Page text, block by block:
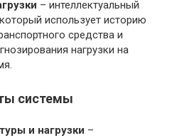
– интеллектуальный
использует историю
средства и
нагрузки на
системы
и нагрузки –